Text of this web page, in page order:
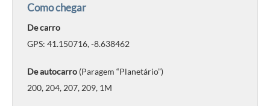
Como chegar
De carro
GPS: 41.150716, -8.638462
De autocarro (Paragem “Planetário”)
200, 204, 207, 209, 1M